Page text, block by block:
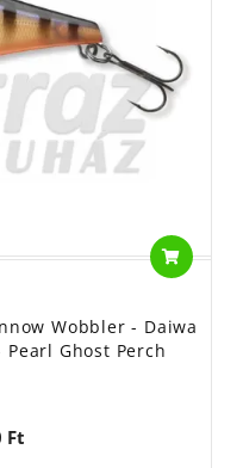
Wobbler - Daiwa
Pearl Ghost Perch
Ft